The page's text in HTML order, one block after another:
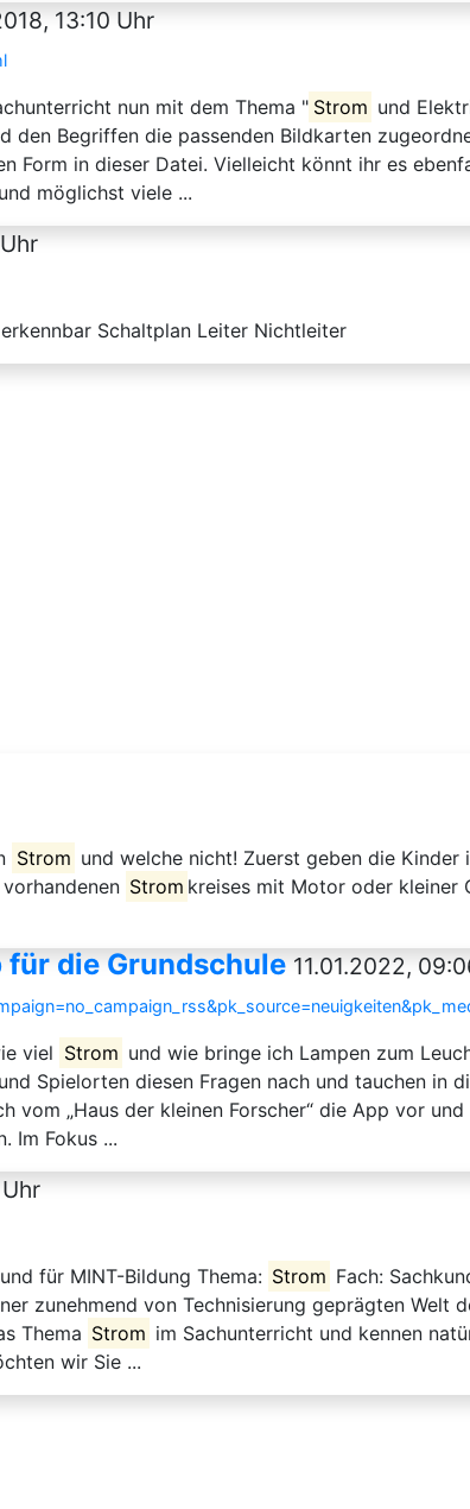
13:10 Uhr
nun mit dem Thema " Strom und
den Begriffen die passenden Bildkarten
Form in dieser Datei. Vielleicht könnt ihr es
möglichst viele ...
Schaltplan Leiter Nichtleiter
Strom und welche nicht! Zuerst geben die Kinder
Strom kreises mit Motor oder kleiner
die Grundschule 11.01.2022,
viel Strom und wie bringe ich Lampen zum
Spielorten diesen Fragen nach und tauchen in
vom „Haus der kleinen Forscher“ die App vor
Im Fokus ...
für MINT-Bildung Thema: Strom Fach:
zunehmend von Technisierung geprägten Welt
Thema Strom im Sachunterricht und kennen
wir Sie ...